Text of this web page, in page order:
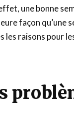
une bonne
façon qu’une
les raisons pour